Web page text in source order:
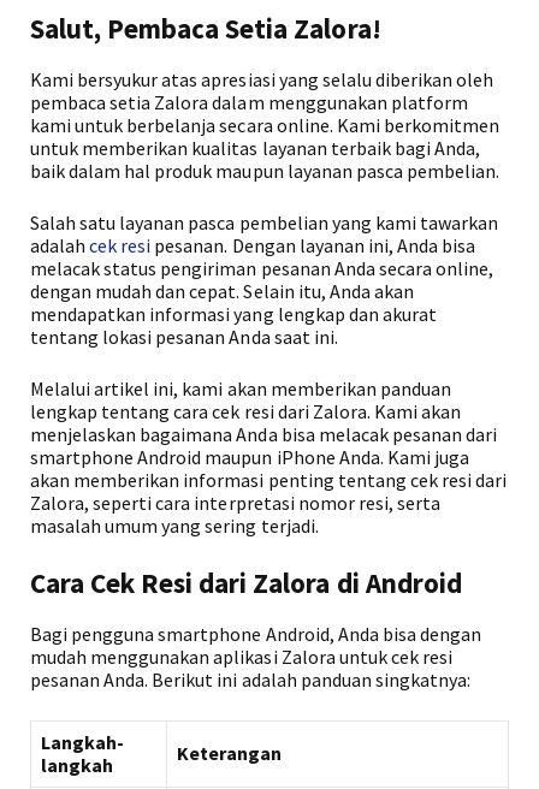
Salut, Pembaca Setia Zalora!
Kami bersyukur atas apresiasi yang selalu diberikan oleh
pembaca setia Zalora dalam menggunakan platform
kami untuk berbelanja secara online. Kami berkomitmen
untuk memberikan kualitas layanan terbaik bagi Anda,
baik dalam hal produk maupun layanan pasca pembelian.
Salah satu layanan pasca pembelian yang kami tawarkan
adalahcek resi pesanan. Dengan layanan ini, Anda bisa
melacak status pengiriman pesanan Anda secara online,
dengan mudah dan cepat. Selain itu, Anda akan
mendapatkan informasi yang lengkap dan akurat
tentang lokasi pesanan Anda saat ini.
Melalui artikel ini, kami akan memberikan panduan
lengkap tentang cara cek resi dari Zalora. Kami akan
menjelaskan bagaimana Anda bisa melacak pesanan dari
smartphone Android maupun iPhone Anda. Kami juga
akan memberikan informasi penting tentang cek resi dari
Zalora, seperti cara interpretasi nomor resi, serta
masalah umum yang sering terjadi.
Cara Cek Resi dari Zalora di Android
Bagi pengguna smartphone Android, Anda bisa dengan
mudah menggunakan aplikasi Zalora untuk cek resi
pesanan Anda. Berikut ini adalah panduan singkatnya:
Langkah-
langkah
Keterangan